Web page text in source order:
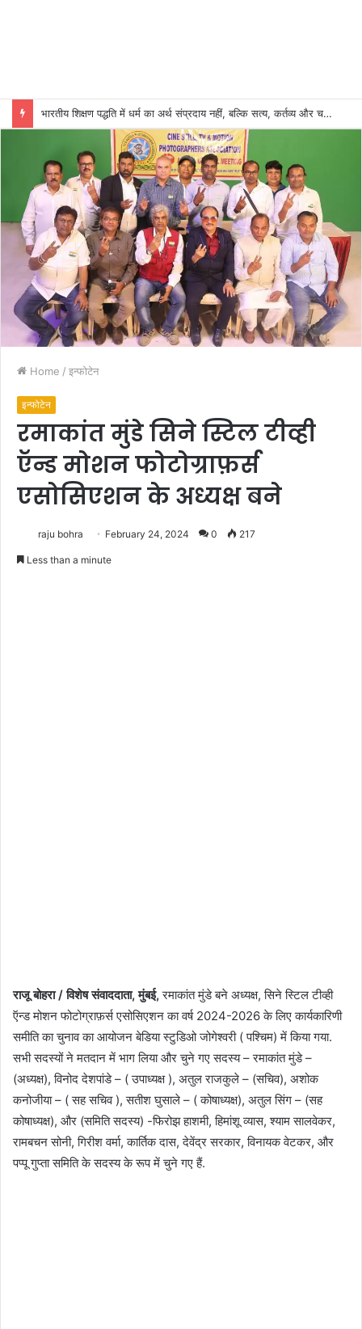
भारतीय शिक्षण पद्धति में धर्म का अर्थ संप्रदाय नहीं, बल्कि सत्य, कर्तव्य और चरित्र निर्माण है: विजय प्रकाश
Home / इन्फोटेन
इन्फोटेन
रमाकांत मुंडे सिने स्टिल टीव्ही
ऍन्ड मोशन फोटोग्राफ़र्स
एसोसिएशन के अध्यक्ष बने
raju bohra February 24, 2024 0 217
Less than a minute
राजू बोहरा / विशेष संवाददाता,मुंबई,रमाकांत मुंडे बने अध्यक्ष, सिने स्टिल टीव्ही
ऍन्ड मोशन फोटोग्राफ़र्स एसोसिएशन का वर्ष 2024-2026 के लिए कार्यकारिणी
समीति का चुनाव का आयोजन बेडिया स्टुडिओ जोगेश्वरी ( पश्चिम) में किया गया.
सभी सदस्यों ने मतदान में भाग लिया और चुने गए सदस्य – रमाकांत मुंडे –
(अध्यक्ष), विनोद देशपांडे – ( उपाध्यक्ष ), अतुल राजकुले – (सचिव), अशोक
कनोजीया – ( सह सचिव ), सतीश घुसाले – ( कोषाध्यक्ष), अतुल सिंग – (सह
कोषाध्यक्ष), और (समिति सदस्य) -फिरोझ हाशमी, हिमांशू व्यास, श्याम सालवेकर,
रामबचन सोनी, गिरीश वर्मा, कार्तिक दास, देवेंद्र सरकार, विनायक वेटकर, और
पप्पू गुप्ता समिति के सदस्य के रूप में चुने गए हैं.